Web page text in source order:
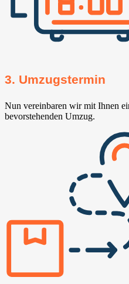
3. Umzugstermin
Nun vereinbaren wir mit Ihnen
bevorstehenden Umzug.